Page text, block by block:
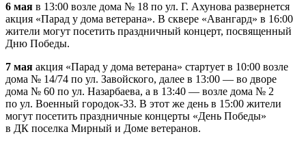
6 мая в 13:00 возле дома № 18 по ул. Г. Ахунова развернется
акция «Парад у дома ветерана». В сквере «Авангард» в 16:00
жители могут посетить праздничный концерт, посвященный
Дню Победы.
7 мая акция «Парад у дома ветерана» стартует в 10:00 возле
дома № 14/74 по ул. Завойского, далее в 13:00 — во дворе
дома № 60 по ул. Назарбаева, а в 13:40 — возле дома № 2
по ул. Военный городок-33. В этот же день в 15:00 жители
могут посетить праздничные концерты «День Победы»
в ДК поселка Мирный и Доме ветеранов.